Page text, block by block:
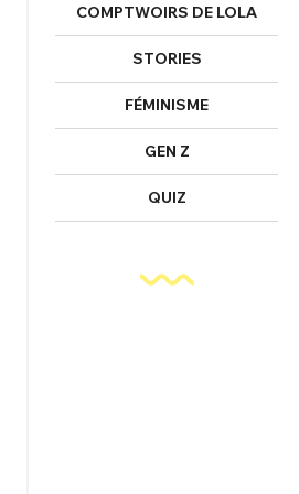
COMPTWOIRS DE LOLA
STORIES
FÉMINISME
GEN Z
QUIZ